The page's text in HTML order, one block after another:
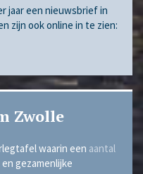
jaar een nieuwsbrief in
zijn ook online in te zien:
Zwolle
waarin een aantal
gezamenlijke